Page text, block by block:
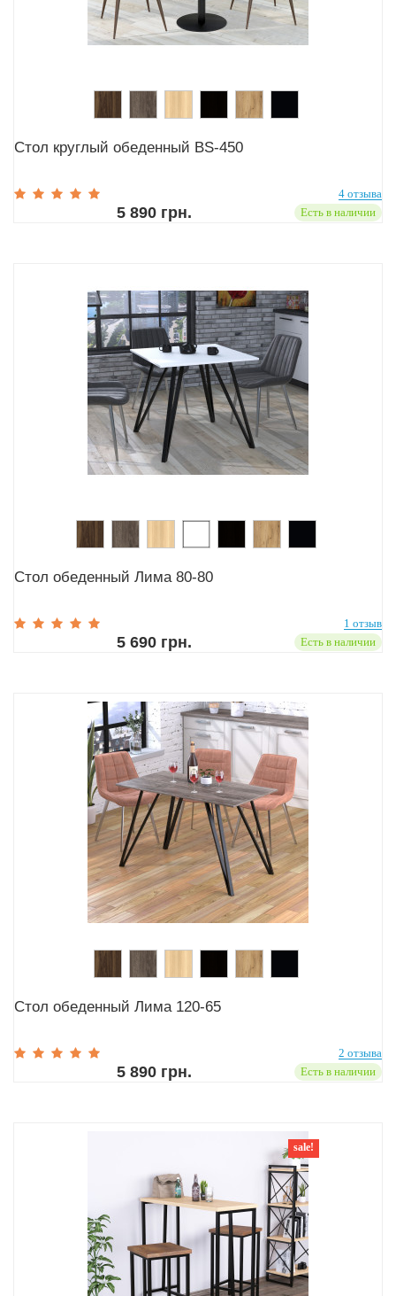
Стол круглый обеденный BS-450
4 отзыва
5 890 грн. Есть в наличии
Стол обеденный Лима 80-80
1 отзыв
5 690 грн. Есть в наличии
Стол обеденный Лима 120-65
2 отзыва
5 890 грн. Есть в наличии
sale!